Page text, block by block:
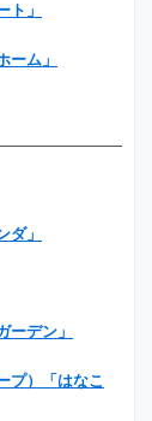
ト」
ーム」
ダ」
ーデン」
プ）「はなこ